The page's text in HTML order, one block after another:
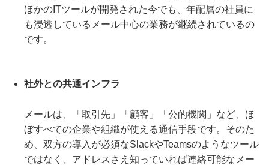
ほかのITツールが開発された今でも、年配層の社員に
も浸透しているメール中心の業務が継続されているの
です。
社外との共通インフラ
メールは、「取引先」「顧客」「公的機関」など、ほ
ぼすべての企業や組織が使える通信手段です。そのた
め、双方の導入が必須なSlackやTeamsのようなツール
ではなく、アドレスさえ知っていれば連絡可能なメー